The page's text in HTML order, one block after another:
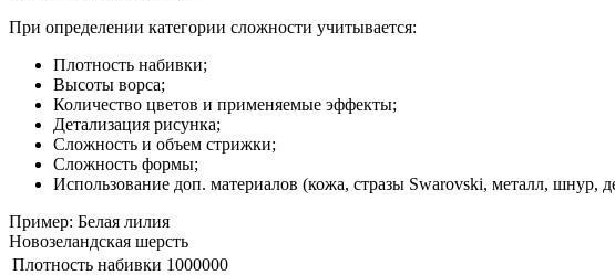
При определении категории сложности учитывается:
Плотность набивки;
Высоты ворса;
Количество цветов и применяемые эффекты;
Детализация рисунка;
Сложность и объем стрижки;
Сложность формы;
Использование доп. материалов (кожа, стразы Swarovski, металл, шнур,
Пример: Белая лилия
Новозеландская шерсть
Плотность набивки 1000000